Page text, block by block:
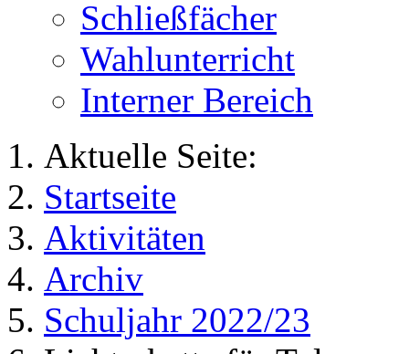
Schließfächer
Wahlunterricht
Interner Bereich
Aktuelle Seite:
Startseite
Aktivitäten
Archiv
Schuljahr 2022/23